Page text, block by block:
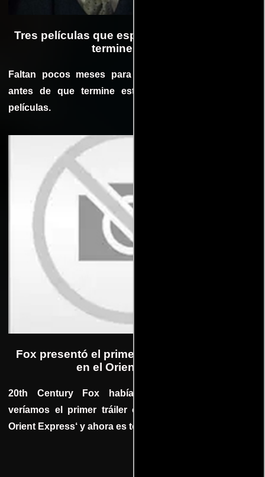
Tres películas que esperamos antes de que
termine el 2017
Faltan pocos meses para la despedida del 2017, y
antes de que termine estamos a espera de estas
películas.
Fox presentó el primer tráiler de ‘Asesinato
en el Orient Express‘
20th Century Fox había anunciado que pronto
veríamos el primer tráiler oficial de ‘Asesinato en el
Orient Express‘ y ahora es todo un hecho. Míralo acá